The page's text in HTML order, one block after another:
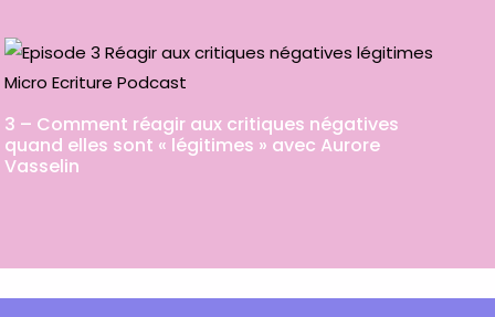
3 – Comment réagir aux critiques négatives
quand elles sont « légitimes » avec Aurore
Vasselin